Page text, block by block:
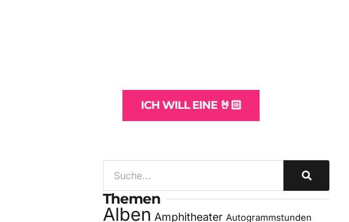
ICH WILL EINE 🤘🏻
Themen
Alben Amphitheater Autogrammstunden